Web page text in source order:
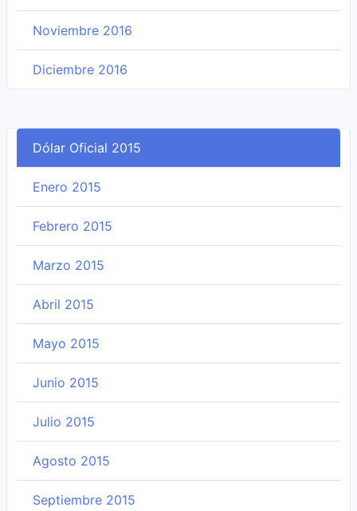
Noviembre 2016
Diciembre 2016
Dólar Oficial 2015
Enero 2015
Febrero 2015
Marzo 2015
Abril 2015
Mayo 2015
Junio 2015
Julio 2015
Agosto 2015
Septiembre 2015